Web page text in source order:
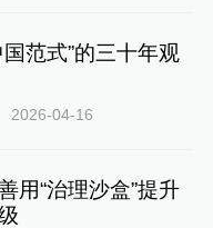
范式”的三十年观
2026-04-16
用“治理沙盒”提升